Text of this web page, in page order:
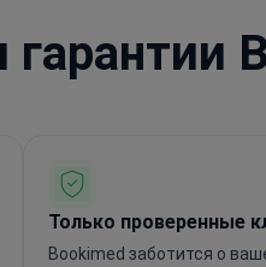
Только проверенные
Bookimed заботится о